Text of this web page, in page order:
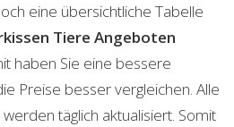
eine übersichtliche Tabelle
Tiere Angeboten
haben Sie eine bessere
Preise besser vergleichen. Alle
täglich aktualisiert. Somit